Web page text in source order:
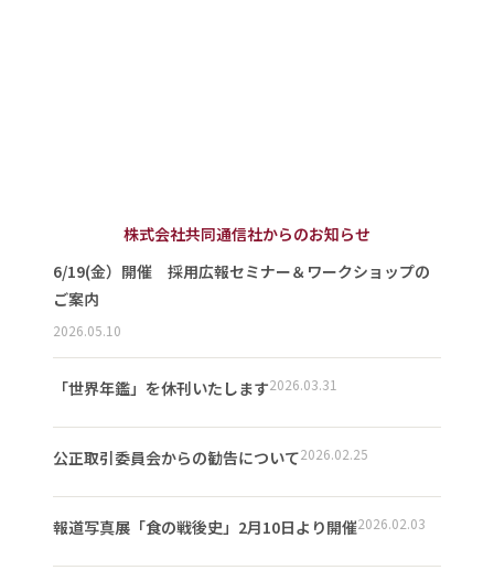
株式会社共同通信社からのお知らせ
6/19(金）開催 採用広報セミナー＆ワークショップの
ご案内
2026.05.10
「世界年鑑」を休刊いたします2026.03.31
公正取引委員会からの勧告について2026.02.25
報道写真展「食の戦後史」2月10日より開催2026.02.03